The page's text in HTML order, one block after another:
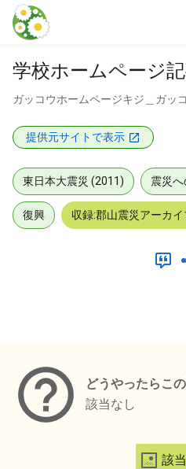
本文に飛ぶ
学校ホームページ
ガッコウホームページキジ＿ガッ
提供元サイトで表示
東日本大震災 (2011) 震災へ
復興 収録:郡山震災アーカイ
どうやったらこ
該当なし
該